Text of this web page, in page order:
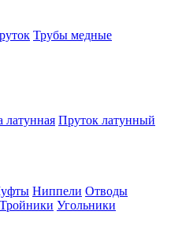
Трубы медные
латунная Пруток латунный
Ниппели Отводы
Тройники Угольники